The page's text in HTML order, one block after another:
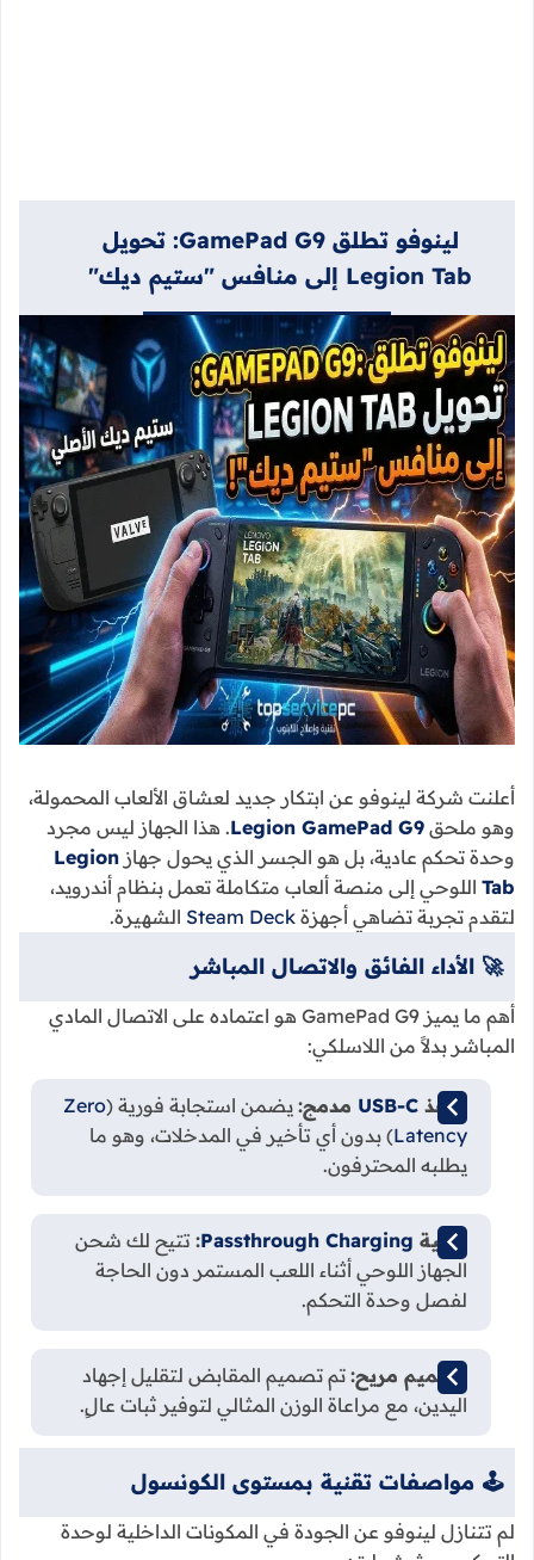
لينوفو تطلق GamePad G9: تحويل
Legion Tab إلى منافس "ستيم ديك"
أعلنت شركة لينوفو عن ابتكار جديد لعشاق الألعاب المحمولة،
وهو ملحق Legion GamePad G9. هذا الجهاز ليس مجرد
وحدة تحكم عادية، بل هو الجسر الذي يحول جهاز Legion
Tab اللوحي إلى منصة ألعاب متكاملة تعمل بنظام أندرويد،
لتقدم تجربة تضاهي أجهزة Steam Deck الشهيرة.
🚀 الأداء الفائق والاتصال المباشر
أهم ما يميز GamePad G9 هو اعتماده على الاتصال المادي
المباشر بدلاً من اللاسلكي:
منفذ USB-C مدمج: يضمن استجابة فورية (Zero
Latency) بدون أي تأخير في المدخلات، وهو ما
يطلبه المحترفون.
تقنية Passthrough Charging
: تتيح لك شحن
الجهاز اللوحي أثناء اللعب المستمر دون الحاجة
لفصل وحدة التحكم.
تصميم مريح: تم تصميم المقابض لتقليل إجهاد
اليدين، مع مراعاة الوزن المثالي لتوفير ثبات عالٍ.
🕹️ مواصفات تقنية بمستوى الكونسول
لم تتنازل لينوفو عن الجودة في المكونات الداخلية لوحدة